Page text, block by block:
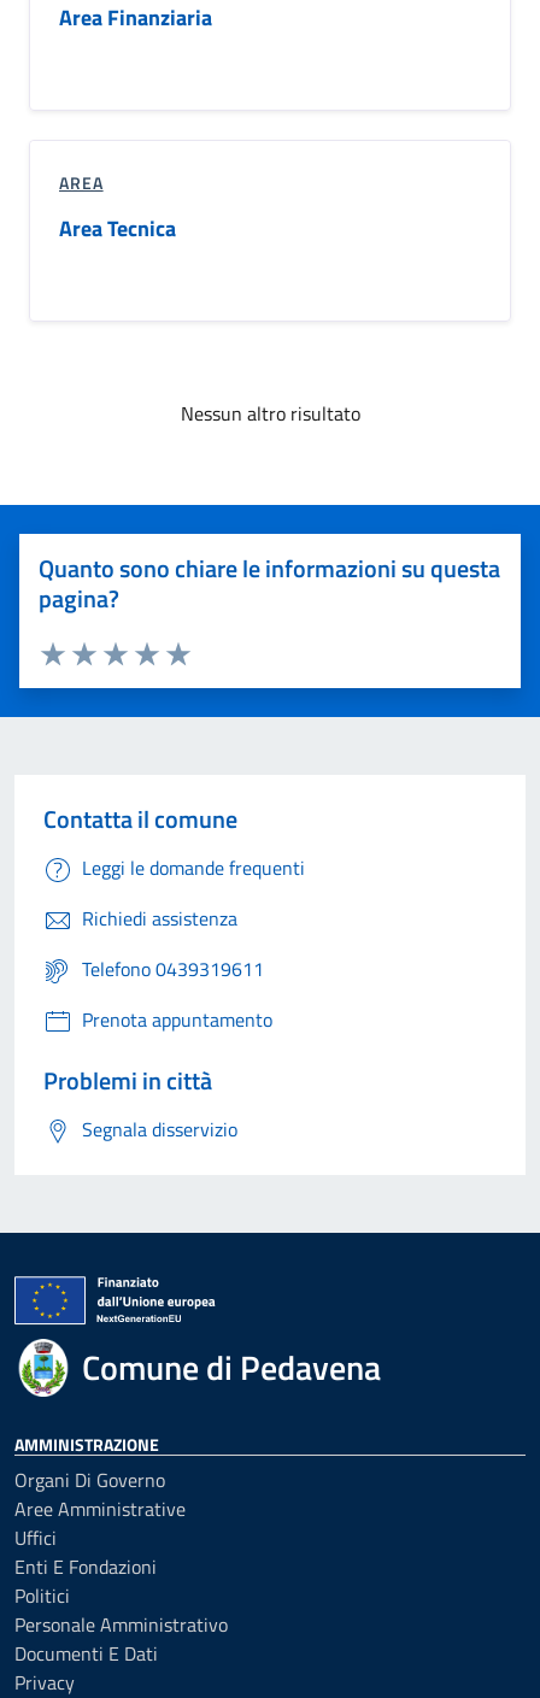
Area Finanziaria
AREA
Area Tecnica
Nessun altro risultato
Quanto sono chiare le informazioni su questa
pagina?
Valuta 5 stelle su 5
Valuta 4 stelle su 5
Valuta 3 stelle su 5
Valuta 2 stelle su 5
Valuta 1 stelle su 5
Contatta il comune
Leggi le domande frequenti
Richiedi assistenza
Telefono 0439319611
Prenota appuntamento
Problemi in città
Segnala disservizio
Comune di Pedavena
AMMINISTRAZIONE
Organi Di Governo
Aree Amministrative
Uffici
Enti E Fondazioni
Politici
Personale Amministrativo
Documenti E Dati
Privacy